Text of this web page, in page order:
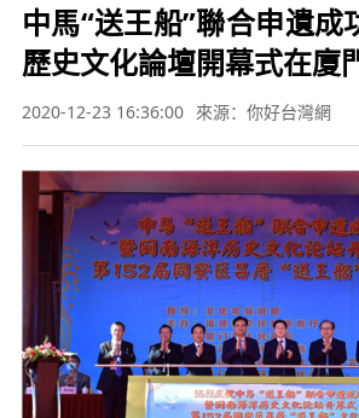
中馬“送王船”聯合申遺成
歷史文化論壇開幕式在廈
2020-12-23 16:36:00 來源：你好台灣網